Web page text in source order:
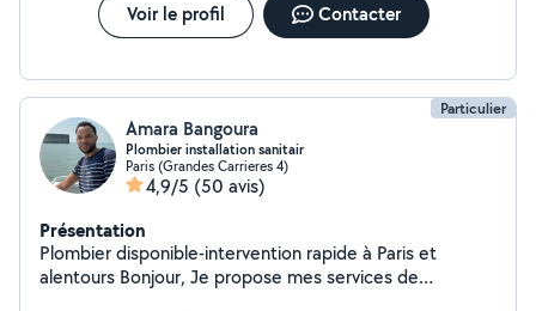
Voir le profil Contacter
Particulier
Amara Bangoura
Plombier installation sanitair
Paris (Grandes Carrieres 4)
4,9/5 (50 avis)
Présentation
Plombier disponible-intervention rapide à Paris et
alentours Bonjour, Je propose mes services de